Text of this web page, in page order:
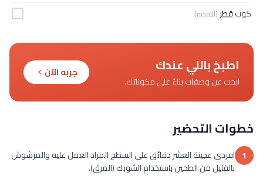
كوبقطر (للتقديم)
اطبخ باللي عندك
ابحث عن وصفات بناءً على مكوناتك.
جربه الآن
خطوات التحضير
1 افردي عجينة العشر دقائق على السطح المراد العمل عليه والمرشوش
بالقليل من الطحين باستخدام الشوبك (المرق).